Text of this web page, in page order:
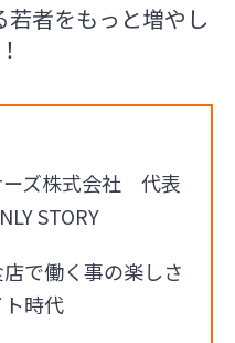
者をもっと増やし
ーズ株式会社 代表
STORY
で働く事の楽しさ
時代